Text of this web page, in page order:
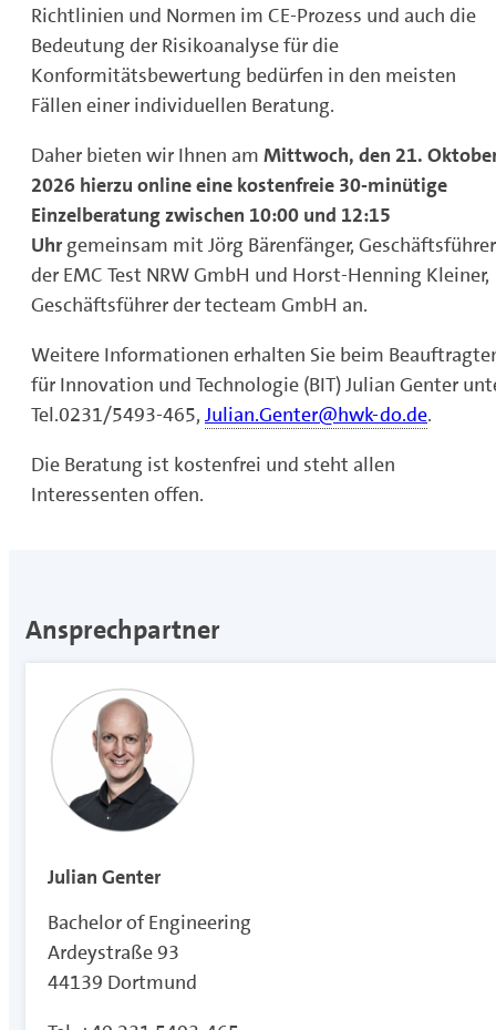
Richtlinien und Normen im CE-Prozess und auch die
Bedeutung der Risikoanalyse für die
Konformitätsbewertung bedürfen in den meisten
Fällen einer individuellen Beratung.
Daher bieten wir Ihnen am Mittwoch, den 21.
2026 hierzu online eine kostenfreie 30-minütige
Einzelberatung zwischen 10:00 und 12:15
Uhr gemeinsam mit Jörg Bärenfänger, Geschäftsführer
der EMC Test NRW GmbH und Horst-Henning Kleiner,
Geschäftsführer der tecteam GmbH an.
Weitere Informationen erhalten Sie beim
für Innovation und Technologie (BIT) Julian Genter
Tel.0231/5493-465, Julian.Genter@hwk-do.de.
Die Beratung ist kostenfrei und steht allen
Interessenten offen.
Ansprechpartner
Julian Genter
Bachelor of Engineering
Ardeystraße 93
44139 Dortmund